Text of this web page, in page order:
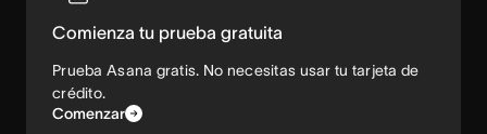
Comienza tu prueba gratuita
Prueba Asana gratis. No necesitas usar tu tarjeta de
crédito.
Comenzar